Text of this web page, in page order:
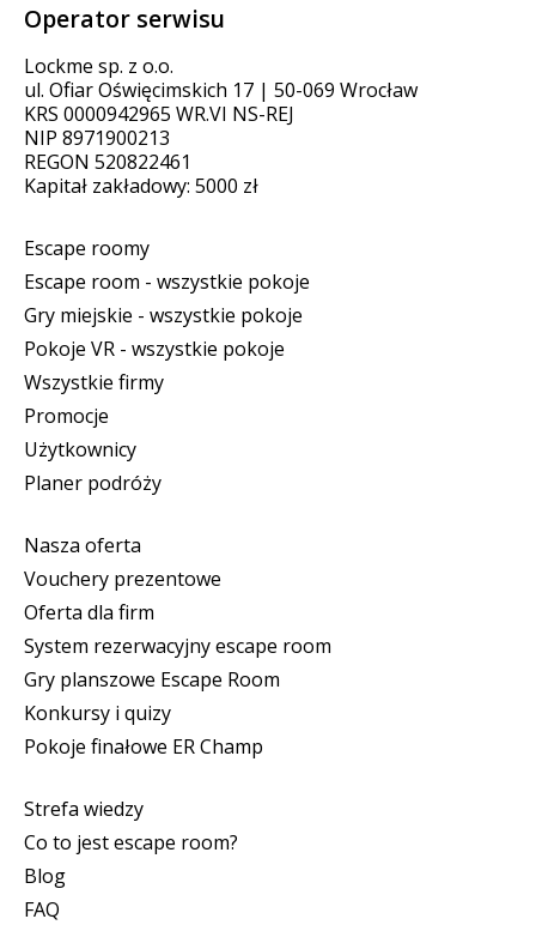
Operator serwisu
Lockme sp. z o.o.
ul. Ofiar Oświęcimskich 17 | 50-069 Wrocław
KRS 0000942965 WR.VI NS-REJ
NIP 8971900213
REGON 520822461
Kapitał zakładowy: 5000 zł
Escape roomy
Escape room - wszystkie pokoje
Gry miejskie - wszystkie pokoje
Pokoje VR - wszystkie pokoje
Wszystkie firmy
Promocje
Użytkownicy
Planer podróży
Nasza oferta
Vouchery prezentowe
Oferta dla firm
System rezerwacyjny escape room
Gry planszowe Escape Room
Konkursy i quizy
Pokoje finałowe ER Champ
Strefa wiedzy
Co to jest escape room?
Blog
FAQ